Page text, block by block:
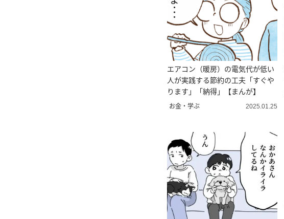
エアコン（暖房）の電気代が低い
人が実践する節約の工夫「すぐや
ります」「納得」【まんが】
お金・学ぶ 2025.01.25